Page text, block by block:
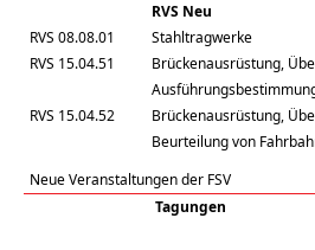
RVS Neu
RVS 08.08.01
Stahltragwerke
RVS 15.04.51
Brückenausrüstung,
RVS 15.04.52
Brückenausrüstung,
Beurteilung von
Neue Veranstaltungen der FSV
Tagungen